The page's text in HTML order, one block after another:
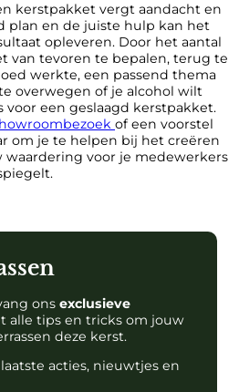
kerstpakket vergt aandacht en
plan en de juiste hulp kan het
opleveren. Door het aantal
van tevoren te bepalen, terug te
werkte, een passend thema
overwegen of je alcohol wilt
voor een geslaagd kerstpakket.
of een voorstel
om je te helpen bij het creëren
voor je medewerkers
ons exclusieve
alle tips en tricks om jouw
deze kerst.
acties, nieuwtjes en